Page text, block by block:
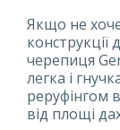
Якщо не
конструкції
черепиця
легка і
реруфінгом
від площі